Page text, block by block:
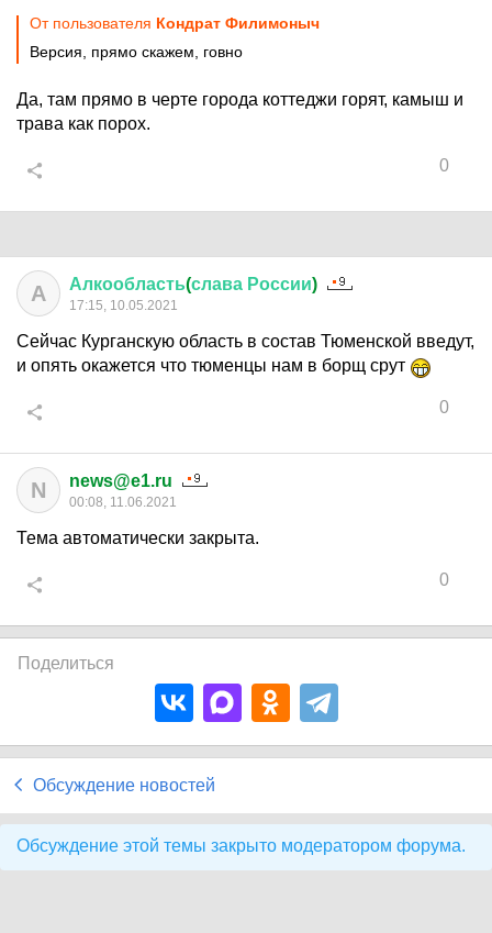
От пользователя Кондрат Филимоныч
Версия, прямо скажем, говно
Да, там прямо в черте города коттеджи горят, камыш и
трава как порох.
0
А Алкообласть(слава России)
17:15, 10.05.2021
Сейчас Курганскую область в состав Тюменской введут,
и опять окажется что тюменцы нам в борщ срут
0
N news@e1.ru
00:08, 11.06.2021
Тема автоматически закрыта.
0
Поделиться
Обсуждение новостей
Обсуждение этой темы закрыто модератором форума.